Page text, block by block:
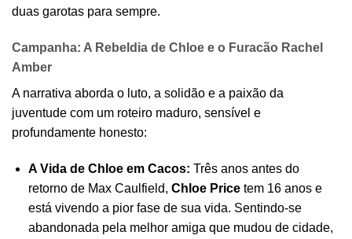
duas garotas para sempre.
Campanha: A Rebeldia de Chloe e o Furacão Rachel
Amber
A narrativa aborda o luto, a solidão e a paixão da
juventude com um roteiro maduro, sensível e
profundamente honesto:
A Vida de Chloe em Cacos: Três anos antes do
retorno de Max Caulfield, Chloe Pricetem 16 anos e
está vivendo a pior fase de sua vida. Sentindo-se
abandonada pela melhor amiga que mudou de cidade,